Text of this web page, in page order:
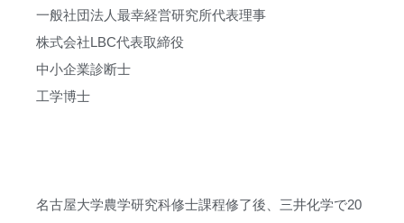
一般社団法人最幸経営研究所代表理事
株式会社LBC代表取締役
中小企業診断士
工学博士
名古屋大学農学研究科修士課程修了後、三井化学で20
ブログ・コラム